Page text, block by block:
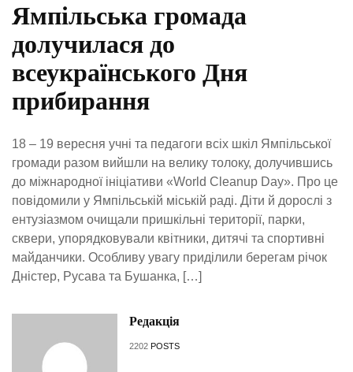
Ямпільська громада
долучилася до
всеукраїнського Дня
прибирання
18 – 19 вересня учні та педагоги всіх шкіл Ямпільської
громади разом вийшли на велику толоку, долучившись
до міжнародної ініціативи «World Cleanup Day». Про це
повідомили у Ямпільській міській раді. Діти й дорослі з
ентузіазмом очищали пришкільні території, парки,
сквери, упорядковували квітники, дитячі та спортивні
майданчики. Особливу увагу приділили берегам річок
Дністер, Русава та Бушанка, […]
Редакція
2202 POSTS